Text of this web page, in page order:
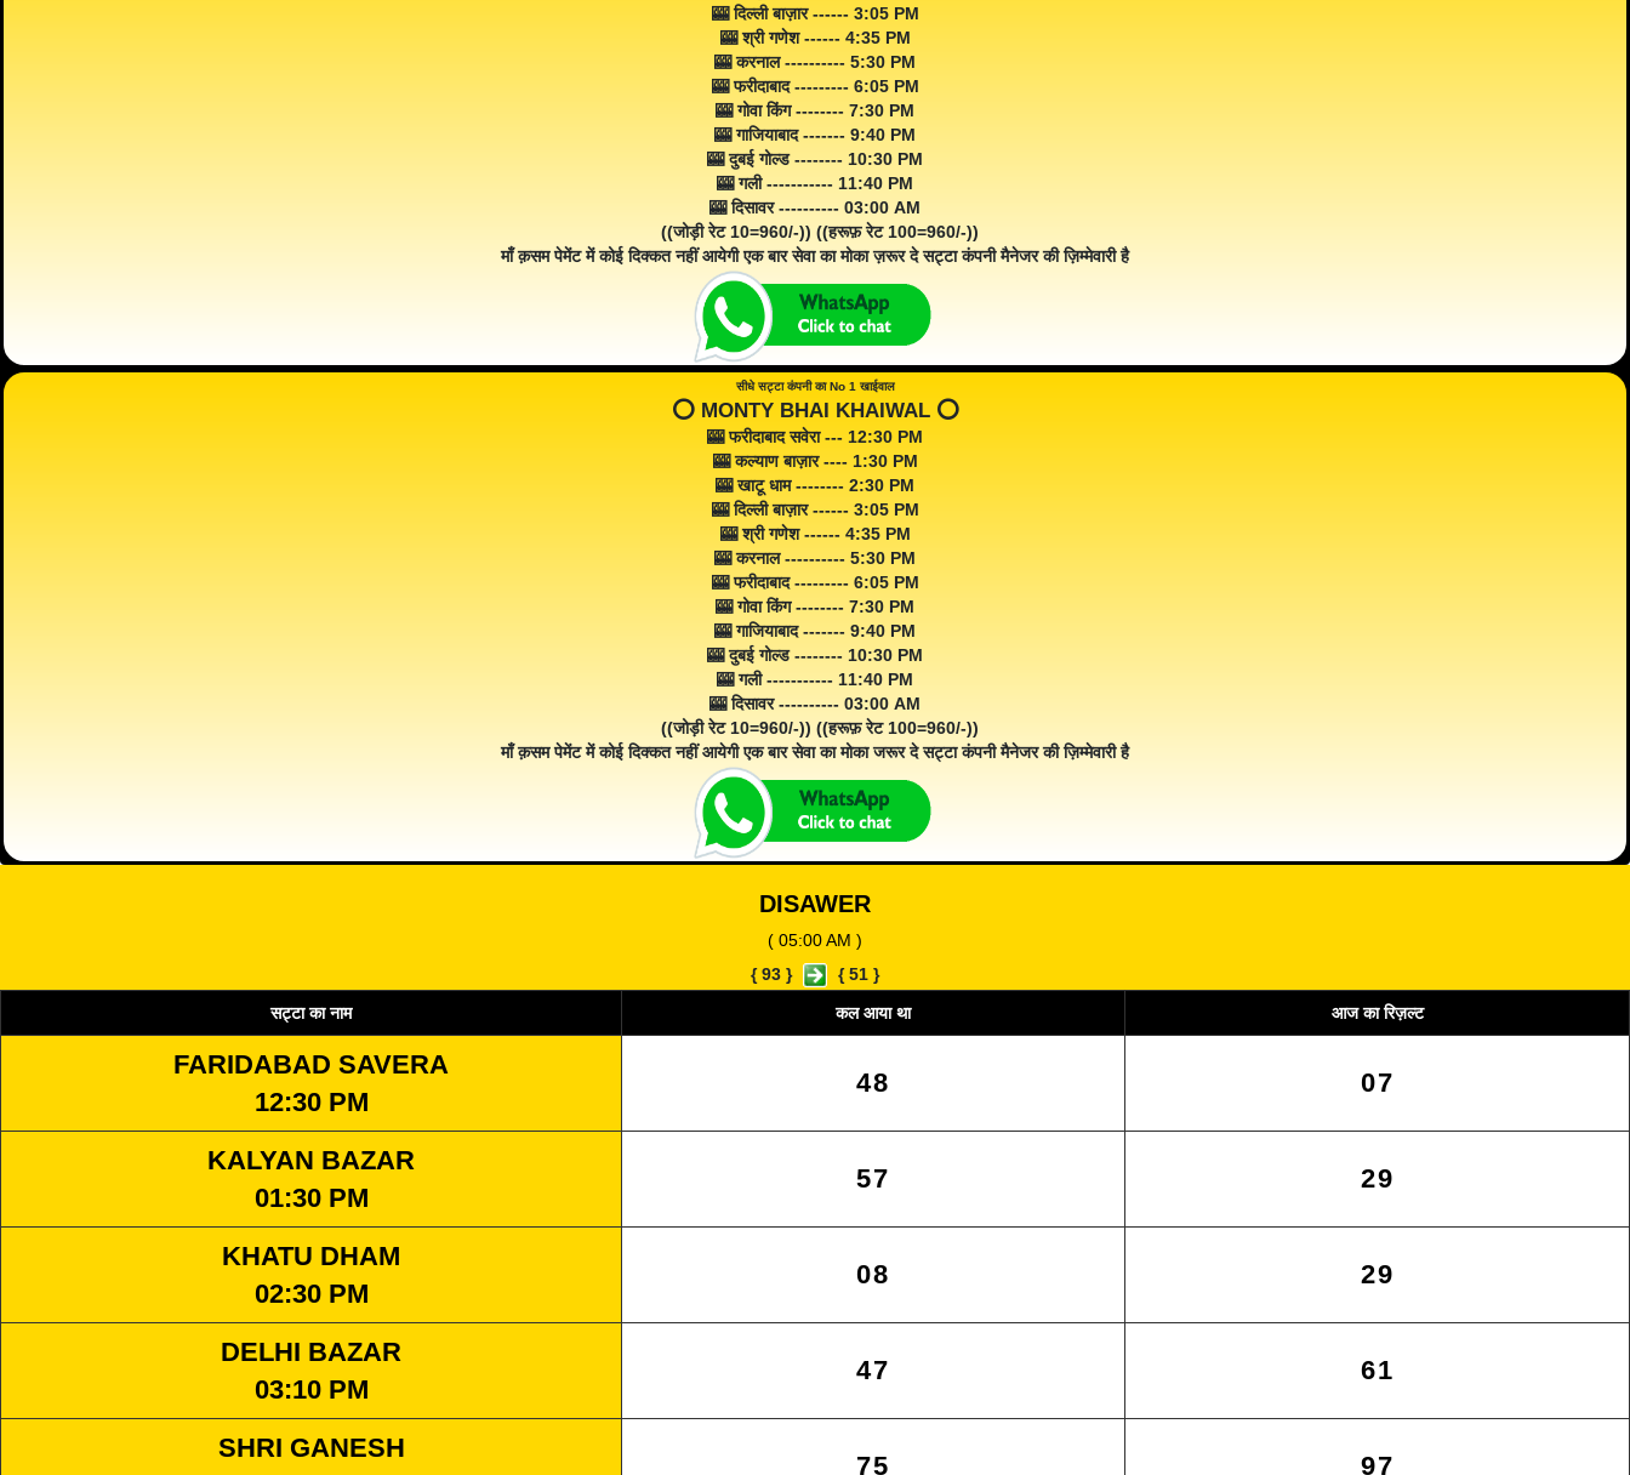
🎰 दिल्ली बाज़ार ------ 3:05 PM
🎰 श्री गणेश ------ 4:35 PM
🎰 करनाल ---------- 5:30 PM
🎰 फरीदाबाद --------- 6:05 PM
🎰 गोवा किंग -------- 7:30 PM
🎰 गाजियाबाद ------- 9:40 PM
🎰 दुबई गोल्ड -------- 10:30 PM
🎰 गली ----------- 11:40 PM
🎰 दिसावर ---------- 03:00 AM
((जोड़ी रेट 10=960/-)) ((हरूफ़ रेट 100=960/-))
माँ क़सम पेमेंट में कोई दिक्कत नहीं आयेगी एक बार सेवा का मोका ज़रूर दे सट्टा कंपनी मैनेजर की ज़िम्मेवारी है
सीधे सट्टा कंपनी का No 1 खाईवाल
⭕️ MONTY BHAI KHAIWAL ⭕️
🎰 फरीदाबाद सवेरा --- 12:30 PM
🎰 कल्याण बाज़ार ---- 1:30 PM
🎰 खाटू धाम -------- 2:30 PM
🎰 दिल्ली बाज़ार ------ 3:05 PM
🎰 श्री गणेश ------ 4:35 PM
🎰 करनाल ---------- 5:30 PM
🎰 फरीदाबाद --------- 6:05 PM
🎰 गोवा किंग -------- 7:30 PM
🎰 गाजियाबाद ------- 9:40 PM
🎰 दुबई गोल्ड -------- 10:30 PM
🎰 गली ----------- 11:40 PM
🎰 दिसावर ---------- 03:00 AM
((जोड़ी रेट 10=960/-)) ((हरूफ़ रेट 100=960/-))
माँ क़सम पेमेंट में कोई दिक्कत नहीं आयेगी एक बार सेवा का मोका जरूर दे सट्टा कंपनी मैनेजर की ज़िम्मेवारी है
DISAWER
( 05:00 AM )
{93 } {51 }
सट्टा का नाम कल आया था आज का रिज़ल्ट
FARIDABAD SAVERA
12:30 PM
48 07
KALYAN BAZAR
01:30 PM
57 29
KHATU DHAM
02:30 PM
08 29
DELHI BAZAR
03:10 PM
47 61
SHRI GANESH
75 97